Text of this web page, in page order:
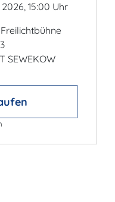
15:00 Uhr
SEWEKOW